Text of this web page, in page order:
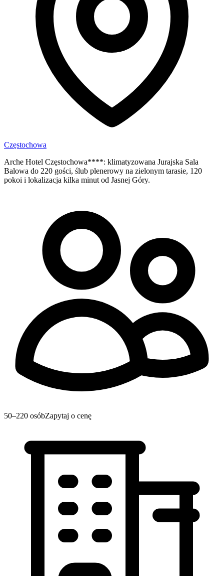
Częstochowa
Arche Hotel Częstochowa****: klimatyzowana Jurajska Sala
Balowa do 220 gości, ślub plenerowy na zielonym tarasie, 120
pokoi i lokalizacja kilka minut od Jasnej Góry.
50–220 osóbZapytaj o cenę